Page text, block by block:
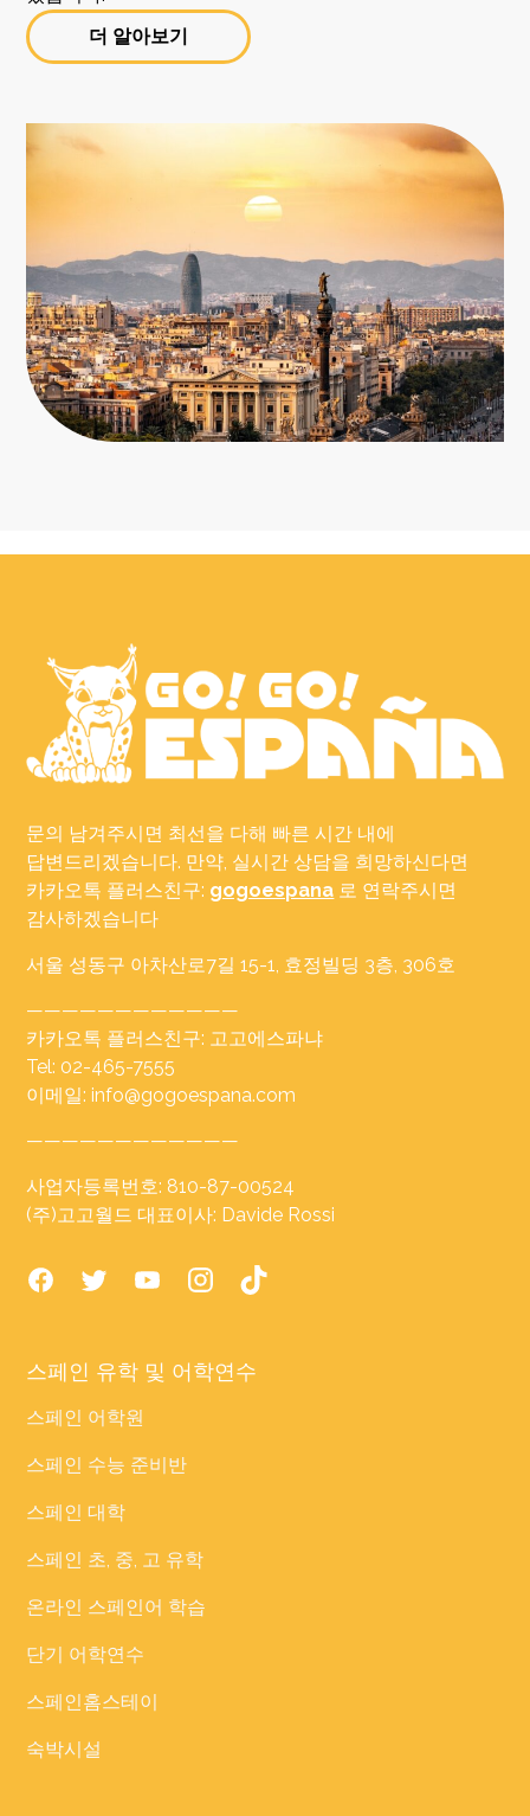
더 알아보기
문의 남겨주시면 최선을 다해 빠른 시간 내에
답변드리겠습니다. 만약, 실시간 상담을 희망하신다면
카카오톡 플러스친구: gogoespana 로 연락주시면
감사하겠습니다
서울 성동구 아차산로7길 15-1, 효정빌딩 3층, 306호
————————————
카카오톡 플러스친구: 고고에스파냐
Tel: 02-465-7555
이메일: info@gogoespana.com
————————————
사업자등록번호: 810-87-00524
(주)고고월드 대표이사: Davide Rossi
스페인 유학 및 어학연수
스페인 어학원
스페인 수능 준비반
스페인 대학
스페인 초, 중, 고 유학
온라인 스페인어 학습
단기 어학연수
스페인홈스테이
숙박시설